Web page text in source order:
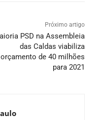
Próximo artigo
PSD na Assembleia
das Caldas viabiliza
orçamento de 40 milhões
para 2021